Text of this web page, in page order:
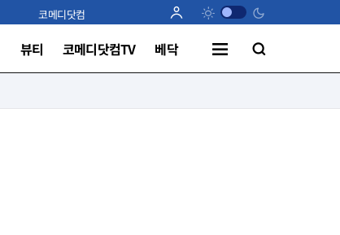
코메디닷컴
뷰티 코메디닷컴TV 베닥